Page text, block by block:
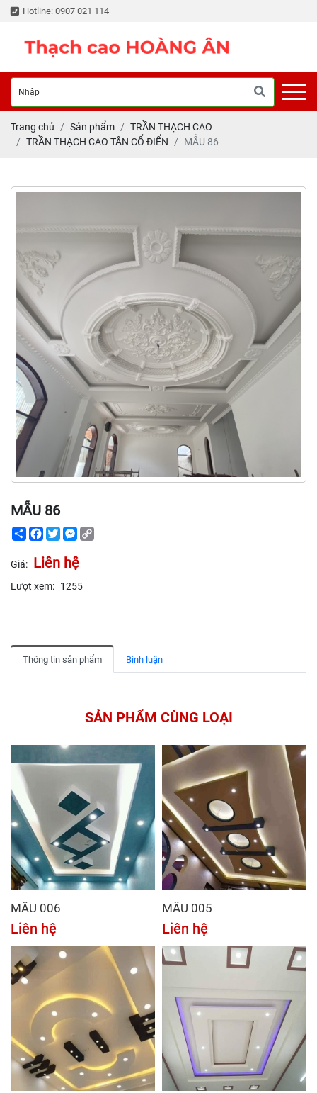
Hotline: 0907 021 114
Trang chủ Sản phẩm
TRẦN THẠCH CAO
TRẦN THẠCH CAO TÂN CỔ ĐIỂN
MẪU 86
MẪU 86
ShareFacebook
TwitterMessenger
Giá: Liên hệ
Lượt xem: 1255
Thông tin sản phẩm Bình luận
SẢN PHẨM CÙNG LOẠI
MẪU 006
Liên hệ
MẪU 005
Liên hệ